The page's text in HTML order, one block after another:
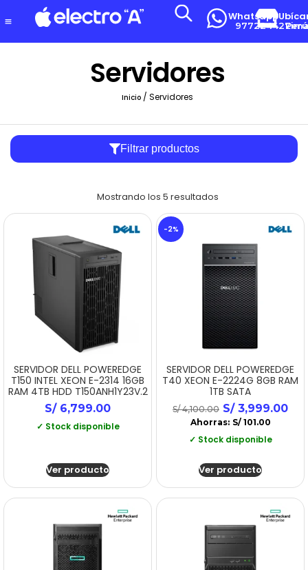
Whatsapp
977224427Lima-Perú
Servidores
Inicio / Servidores
Filtrar productos
Mostrando los 5 resultados
SERVIDOR DELL POWEREDGE
T150 INTEL XEON E-2314 16GB
RAM 4TB HDD T150ANH1Y23V.2
S/6,799.00
✓ Stock disponible
Ver producto
-2%
SERVIDOR DELL POWEREDGE
T40 XEON E-2224G 8GB RAM
1TB SATA
S/4,100.00 S/3,999.00
Ahorras: S/101.00
✓ Stock disponible
Ver producto